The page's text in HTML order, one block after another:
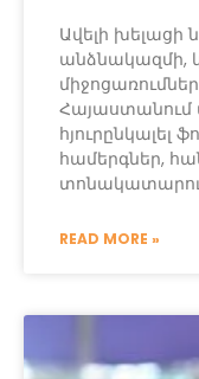
Ավելի խելացի
անձնակազմի,
Հայաստանում
հյուրընկալել
համերգներ,
READ MORE »